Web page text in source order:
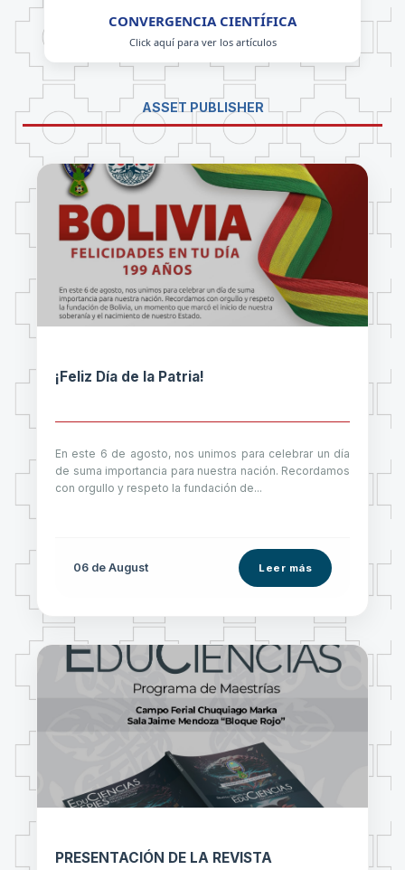
CONVERGENCIA CIENTÍFICA
Click aquí para ver los artículos
ASSET PUBLISHER
¡Feliz Día de la Patria!
En este 6 de agosto, nos unimos para celebrar un día
de suma importancia para nuestra nación. Recordamos
con orgullo y respeto la fundación de...
06 de August Leer más
PRESENTACIÓN DE LA REVISTA